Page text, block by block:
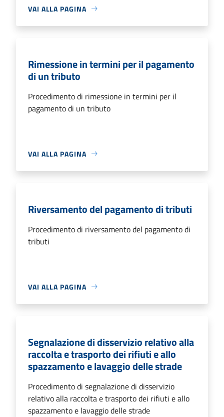
VAI ALLA PAGINA
Rimessione in termini per il pagamento
di un tributo
Procedimento di rimessione in termini per il
pagamento di un tributo
VAI ALLA PAGINA
Riversamento del pagamento di tributi
Procedimento di riversamento del pagamento di
tributi
VAI ALLA PAGINA
Segnalazione di disservizio relativo alla
raccolta e trasporto dei rifiuti e allo
spazzamento e lavaggio delle strade
Procedimento di segnalazione di disservizio
relativo alla raccolta e trasporto dei rifiuti e allo
spazzamento e lavaggio delle strade